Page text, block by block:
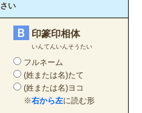
い
Ｂ 印篆印相体
いんてんいんそうたい
フルネーム
(姓または名)たて
(姓または名)ヨコ
※右から左に読む形